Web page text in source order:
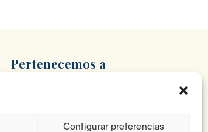
Configurar preferencias
Pertenecemos a